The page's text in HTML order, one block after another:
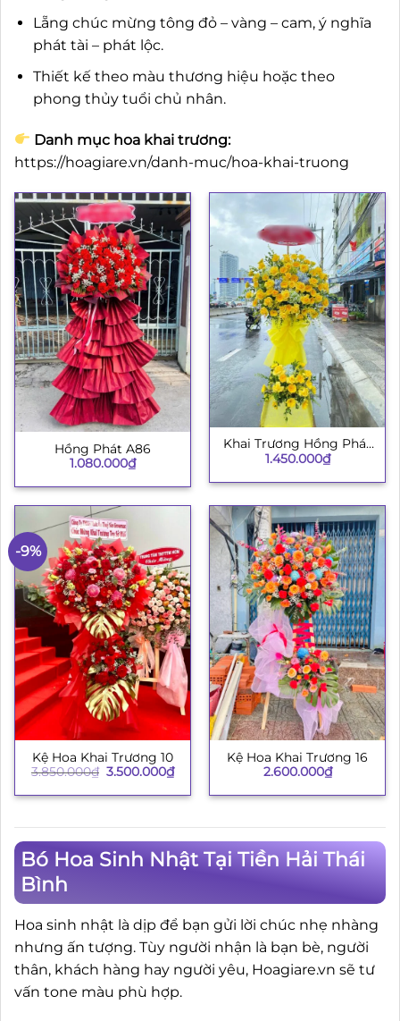
Lẵng chúc mừng tông đỏ – vàng – cam, ý nghĩa
phát tài – phát lộc.
Thiết kế theo màu thương hiệu hoặc theo
phong thủy tuổi chủ nhân.
Danh mục hoa khai trương:
https://hoagiare.vn/danh-muc/hoa-khai-truong
Hồng Phát A86
1.080.000₫
Khai Trương Hồng Phát
003
1.450.000₫
-9%
Kệ Hoa Khai Trương 10
3.850.000₫ Giá
là:
3.500.000₫Giá
hiện
tại
Kệ Hoa Khai Trương 16
2.600.000₫
Bó Hoa Sinh Nhật Tại Tiền Hải Thái
Bình
Hoa sinh nhật là dịp để bạn gửi lời chúc nhẹ nhàng
nhưng ấn tượng. Tùy người nhận là bạn bè, người
thân, khách hàng hay người yêu, Hoagiare.vn sẽ tư
vấn tone màu phù hợp.